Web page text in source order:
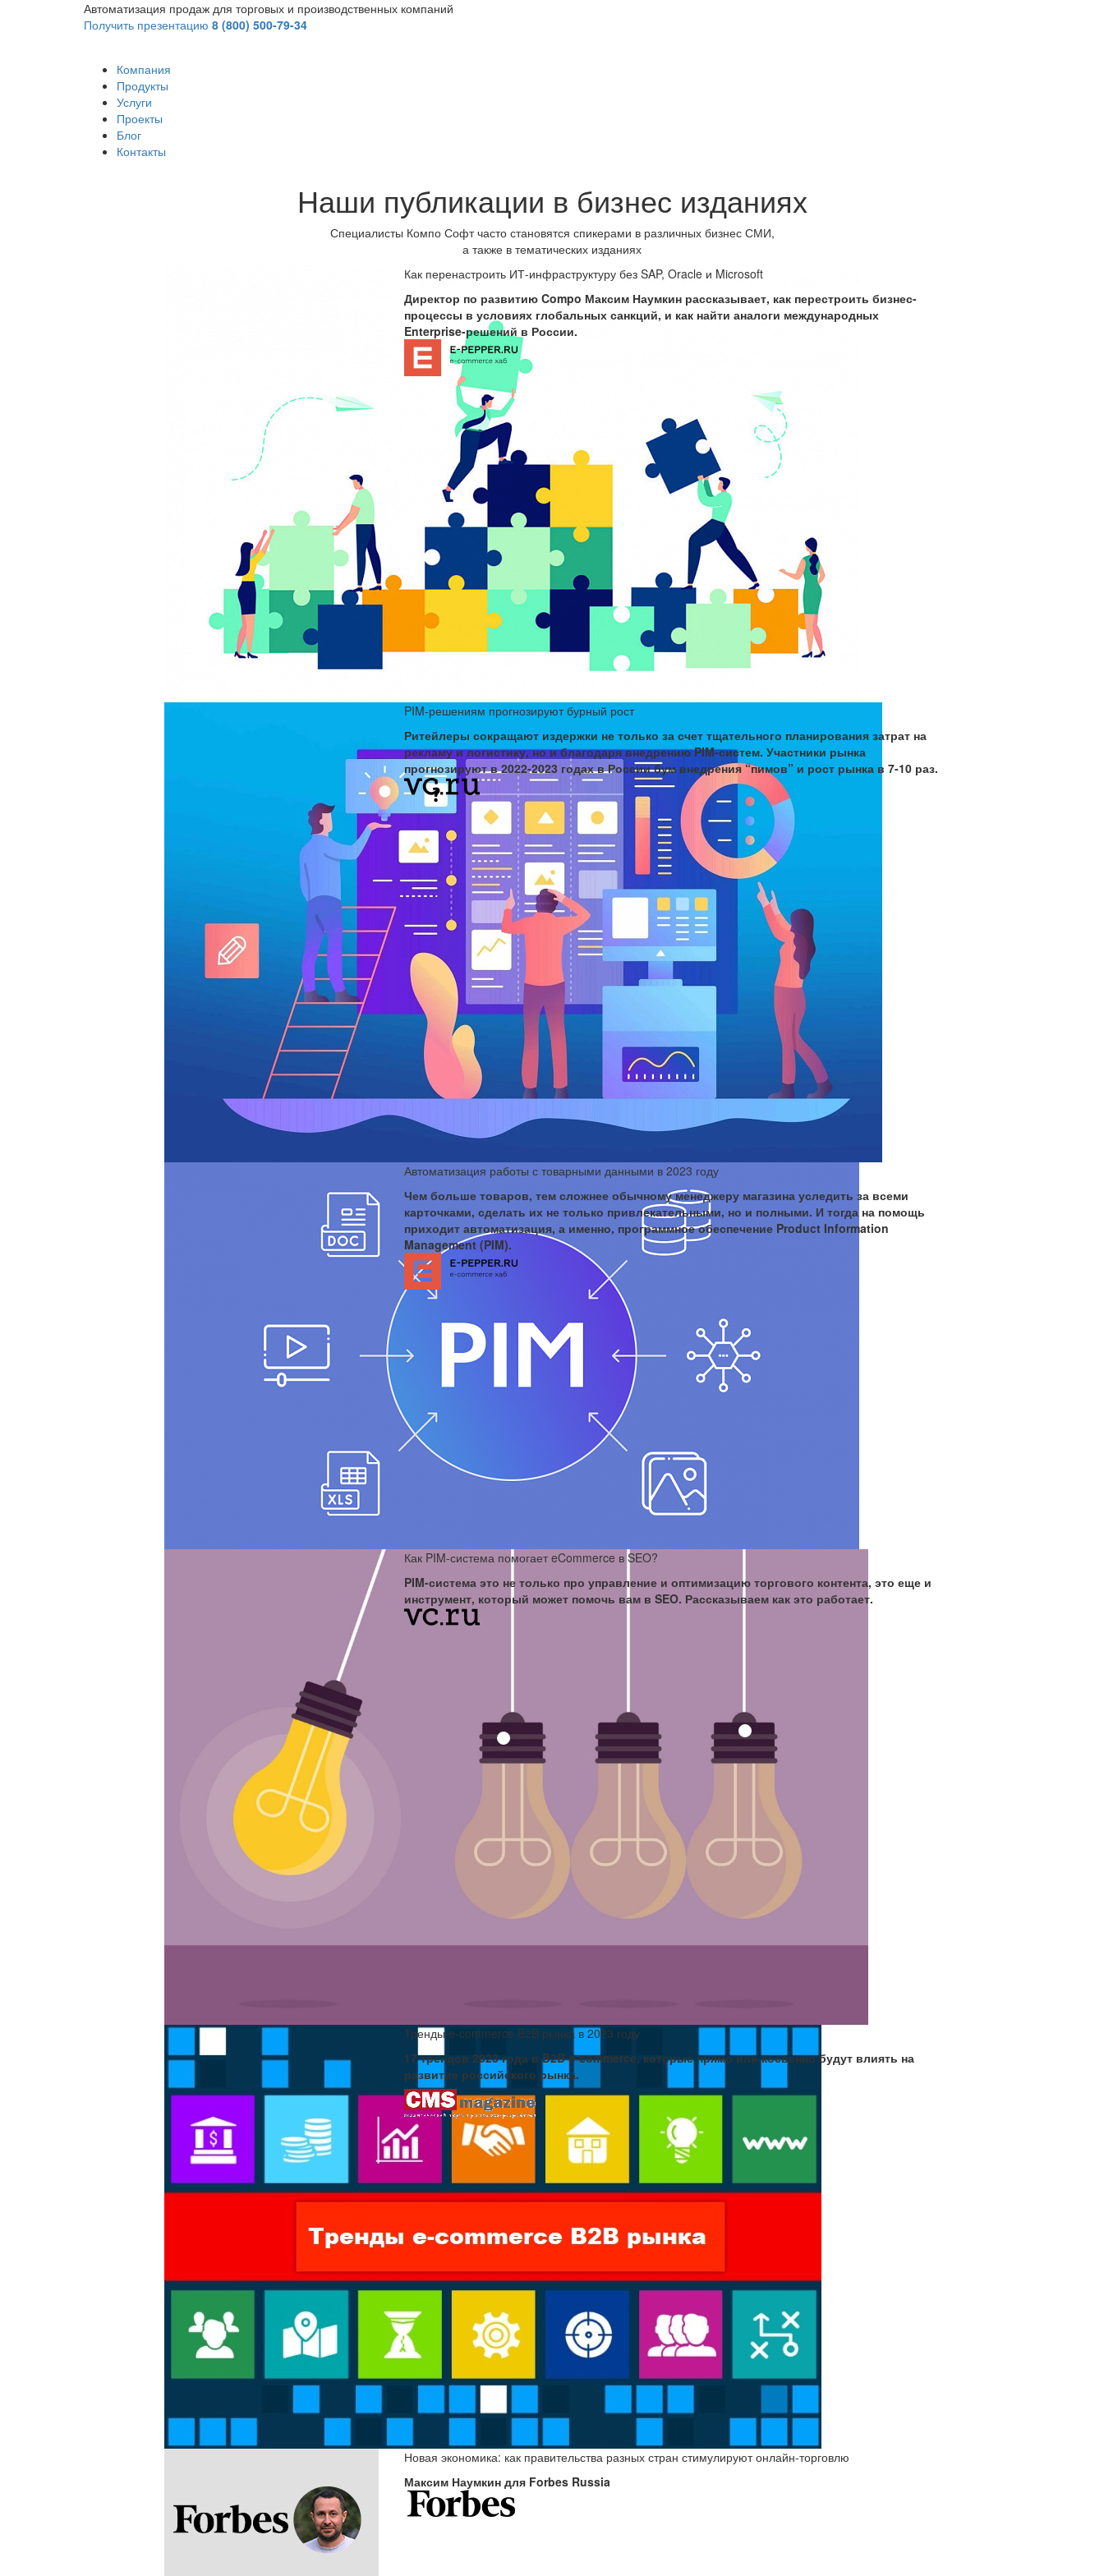
Автоматизация продаж для торговых и производственных компаний
Получить презентацию 8 (800) 500-79-34
Компания
Продукты
Услуги
Проекты
Блог
Контакты
Наши публикации в бизнес изданиях
Специалисты Компо Софт часто становятся спикерами в различных бизнес СМИ,
а также в тематических изданиях
Как перенастроить ИТ-инфраструктуру без SAP, Oracle и Microsoft
Директор по развитию Compo Максим Наумкин рассказывает, как перестроить бизнес-
процессы в условиях глобальных санкций, и как найти аналоги международных
Enterprise-решений в России.
PIM-решениям прогнозируют бурный рост
Ритейлеры сокращают издержки не только за счет тщательного планирования затрат на
рекламу и логистику, но и благодаря внедрению PIM-систем. Участники рынка
прогнозируют в 2022-2023 годах в России бум внедрения “пимов” и рост рынка в 7-10 раз.
Автоматизация работы с товарными данными в 2023 году
Чем больше товаров, тем сложнее обычному менеджеру магазина уследить за всеми
карточками, сделать их не только привлекательными, но и полными. И тогда на помощь
приходит автоматизация, а именно, программное обеспечение Product Information
Management (PIM).
Как PIM-система помогает eCommerce в SEO?
PIM-система это не только про управление и оптимизацию торгового контента, это еще и
инструмент, который может помочь вам в SEO. Рассказываем как это работает.
Тренды e-commerce B2B рынка в 2023 году
17 трендов 2023 года в B2B e-commerce, которые прямо или косвенно будут влиять на
развитие российского рынка.
Новая экономика: как правительства разных стран стимулируют онлайн-торговлю
Максим Наумкин для Forbes Russia